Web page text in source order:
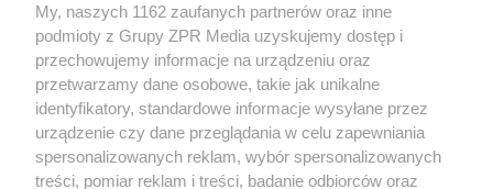
Żaden utwór zamieszczony w serwisie nie może być powielany i
rozpowszechniany lub dalej rozpowszechniany w jakikolwiek sposób (w
tym także elektroniczny lub mechaniczny) na jakimkolwiek polu
eksploatacji w jakiejkolwiek formie, włącznie z umieszczaniem w
Internecie bez pisemnej zgody właściciela praw. Jakiekolwiek użycie lub
wykorzystanie utworów w całości lub w części z naruszeniem prawa,
tzn. bez właściwej zgody, jest zabronione pod groźbą kary i może być
ścigane prawnie.
My, naszych 1162 zaufanych partnerów oraz inne
podmioty z Grupy ZPR Media uzyskujemy dostęp i
przechowujemy informacje na urządzeniu oraz
przetwarzamy dane osobowe, takie jak unikalne
identyfikatory, standardowe informacje wysyłane przez
urządzenie czy dane przeglądania w celu zapewniania
spersonalizowanych reklam, wybór spersonalizowanych
treści, pomiar reklam i treści, badanie odbiorców oraz